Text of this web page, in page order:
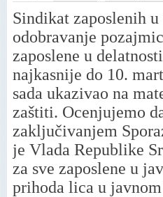
Sindikat zaposlenih
odobravanje
zaposlene u
najkasnije do 10.
sada ukazivao na
zaštiti. Ocenjujemo
zaključivanjem
je Vlada Republike
za sve zaposlene u
prihoda lica u